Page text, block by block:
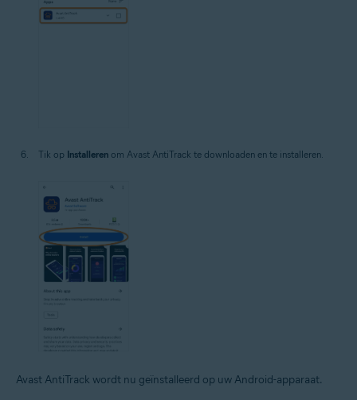
Tik op Installeren om Avast AntiTrack te downloaden en te installeren.
Avast AntiTrack wordt nu geïnstalleerd op uw Android-apparaat.